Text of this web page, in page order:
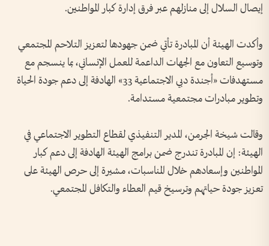
إيصال السلال إلى منازلهم عبر فرق إدارة كبار المواطنين.
وأكدت الهيئة أن المبادرة تأتي ضمن جهودها لتعزيز التلاحم المجتمعي
وتوسيع التعاون مع الجهات الداعمة للعمل الإنساني، بما ينسجم مع
مستهدفات «أجندة دبي الاجتماعية 33» الهادفة إلى دعم جودة الحياة
وتطوير مبادرات مجتمعية مستدامة.
وقالت شيخة الجرمن، المدير التنفيذي لقطاع التطوير الاجتماعي في
الهيئة: إن المبادرة تندرج ضمن برامج الهيئة الهادفة إلى دعم كبار
المواطنين وإسعادهم خلال المناسبات، مشيرة إلى حرص الهيئة على
تعزيز جودة حياتهم وترسيخ قيم العطاء والتكافل المجتمعي.